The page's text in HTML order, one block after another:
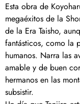
Esta obra de
megaéxitos de la
de la Era Taisho,
fantásticos, como la
humanos. Narra las
amable y de buen
hermanos en las
subsistir.